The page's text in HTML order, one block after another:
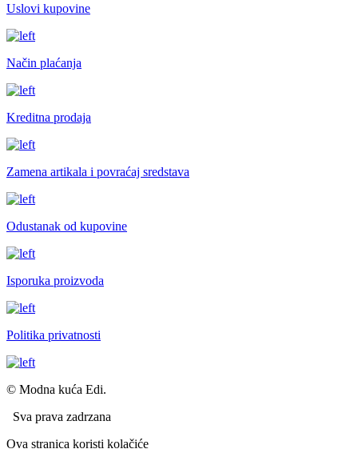
Uslovi kupovine
Način plaćanja
Kreditna prodaja
Zamena artikala i povraćaj sredstava
Odustanak od kupovine
Isporuka proizvoda
Politika privatnosti
© Modna kuća Edi.
Sva prava zadrzana
Ova stranica koristi kolačiće